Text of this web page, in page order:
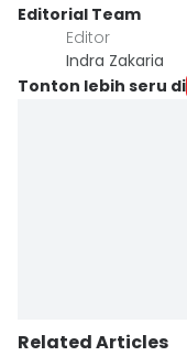
Editorial Team
Editor
Indra Zakaria
Tonton lebih seru di
Related Articles